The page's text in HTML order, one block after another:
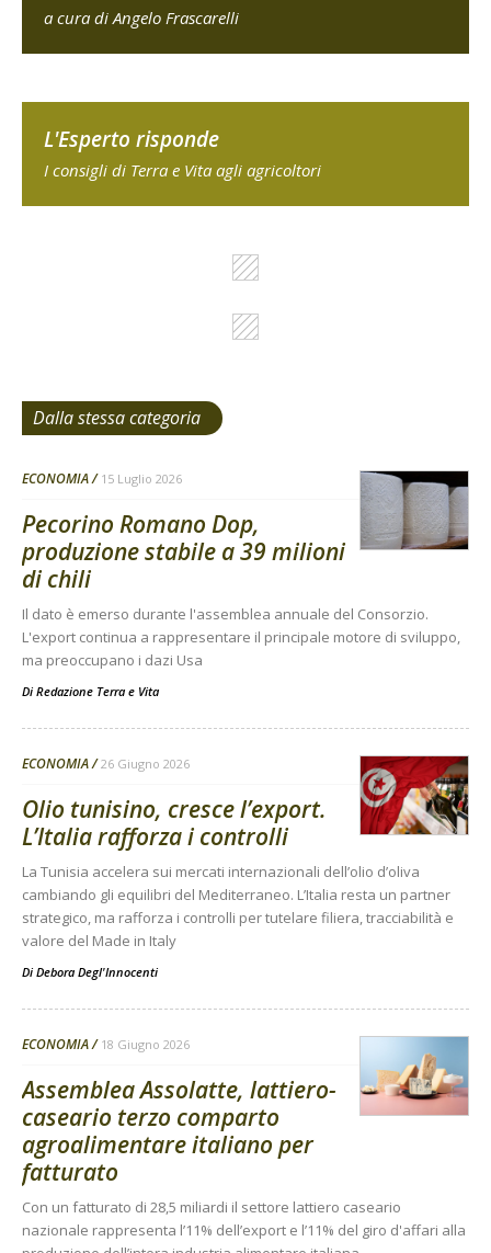
a cura di Angelo Frascarelli
L'Esperto risponde
I consigli di Terra e Vita agli agricoltori
Dalla stessa categoria
ECONOMIA 15 Luglio 2026
Pecorino Romano Dop,
produzione stabile a 39 milioni
di chili
Il dato è emerso durante l'assemblea annuale del Consorzio.
L'export continua a rappresentare il principale motore di sviluppo,
ma preoccupano i dazi Usa
Di Redazione Terra e Vita
ECONOMIA 26 Giugno 2026
Olio tunisino, cresce l’export.
L’Italia rafforza i controlli
La Tunisia accelera sui mercati internazionali dell’olio d’oliva
cambiando gli equilibri del Mediterraneo. L’Italia resta un partner
strategico, ma rafforza i controlli per tutelare filiera, tracciabilità e
valore del Made in Italy
Di Debora Degl'Innocenti
ECONOMIA 18 Giugno 2026
Assemblea Assolatte, lattiero-
caseario terzo comparto
agroalimentare italiano per
fatturato
Con un fatturato di 28,5 miliardi il settore lattiero caseario
nazionale rappresenta l’11% dell’export e l’11% del giro d'affari alla